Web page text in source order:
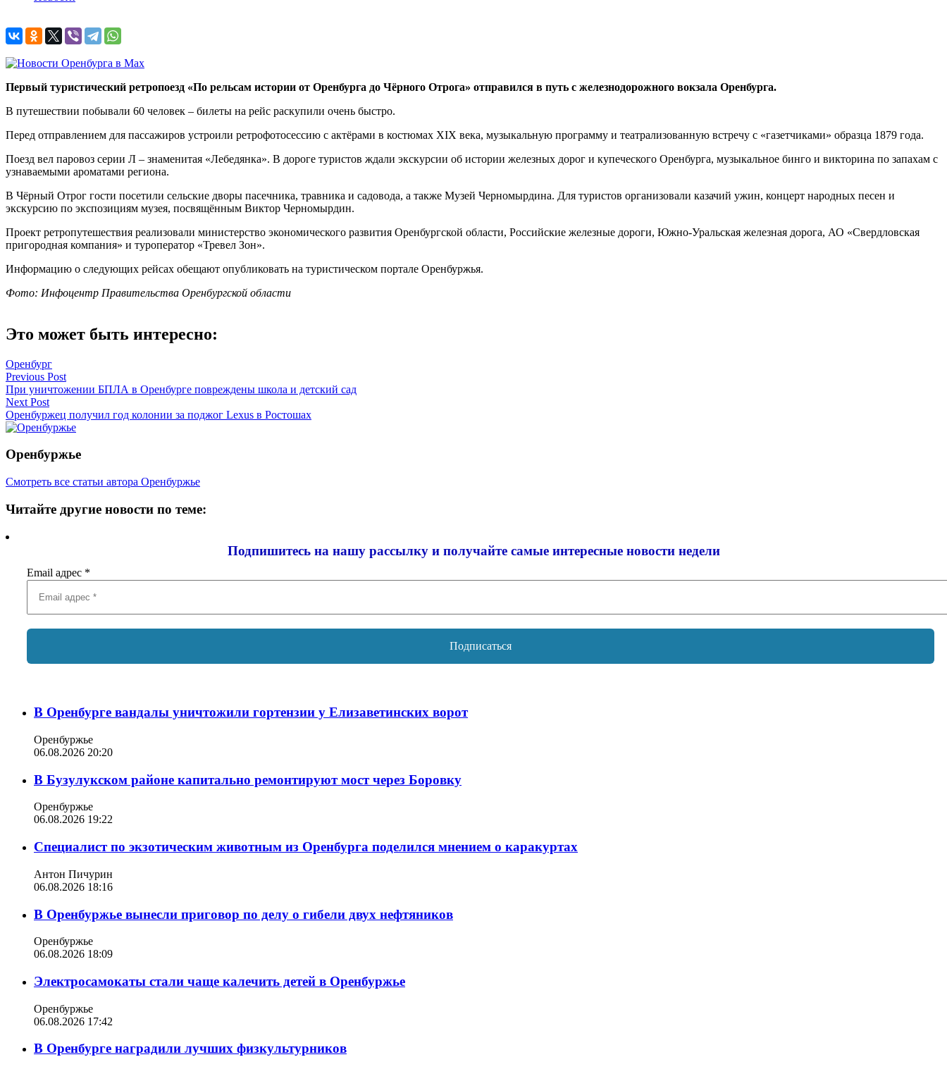
Первый туристический ретропоезд «По рельсам истории от Оренбурга до Чёрного Отрога» отправился в путь с железнодорожного вокзала Оренбурга.
В путешествии побывали 60 человек – билеты на рейс раскупили очень быстро.
Перед отправлением для пассажиров устроили ретрофотосессию с актёрами в костюмах XIX века, музыкальную программу и театрализованную встречу с «газетчиками» образца 1879 года.
Поезд вел паровоз серии Л – знаменитая «Лебедянка». В дороге туристов ждали экскурсии об истории железных дорог и купеческого Оренбурга, музыкальное бинго и викторина по запахам с
узнаваемыми ароматами региона.
В Чёрный Отрог гости посетили сельские дворы пасечника, травника и садовода, а также Музей Черномырдина. Для туристов организовали казачий ужин, концерт народных песен и
экскурсию по экспозициям музея, посвящённым Виктор Черномырдин.
Проект ретропутешествия реализовали министерство экономического развития Оренбургской области, Российские железные дороги, Южно-Уральская железная дорога, АО «Свердловская
пригородная компания» и туроператор «Тревел Зон».
Информацию о следующих рейсах обещают опубликовать на туристическом портале Оренбуржья.
Фото: Инфоцентр Правительства Оренбургской области
Это может быть интересно:
Оренбург
Навигация
по
записям
Previous Post
При уничтожении БПЛА в Оренбурге повреждены школа и детский сад
Next Post
Оренбуржец получил год колонии за поджог Lexus в Ростошах
Оренбуржье
Смотреть все статьи автора Оренбуржье
Читайте другие новости по теме:
Подпишитесь на нашу рассылку и получайте самые интересные новости недели
Email адрес *
В Оренбурге вандалы уничтожили гортензии у Елизаветинских ворот
Оренбуржье
06.08.2026 20:20
В Бузулукском районе капитально ремонтируют мост через Боровку
Оренбуржье
06.08.2026 19:22
Специалист по экзотическим животным из Оренбурга поделился мнением о каракуртах
Антон Пичурин
06.08.2026 18:16
В Оренбуржье вынесли приговор по делу о гибели двух нефтяников
Оренбуржье
06.08.2026 18:09
Электросамокаты стали чаще калечить детей в Оренбуржье
Оренбуржье
06.08.2026 17:42
В Оренбурге наградили лучших физкультурников